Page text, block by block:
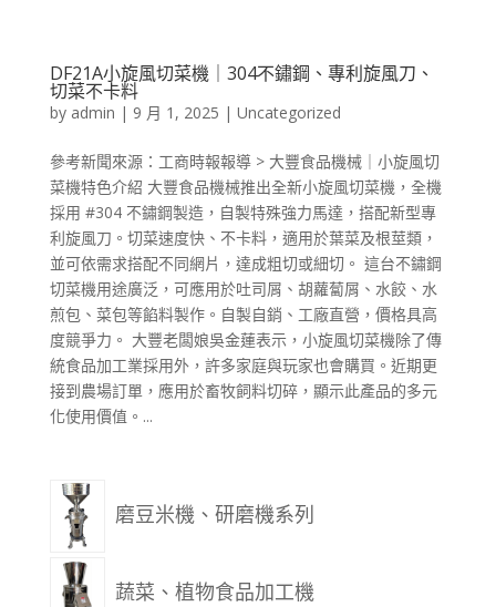
DF21A小旋風切菜機｜304不鏽鋼、專利旋風刀、
切菜不卡料
by admin | 9 月 1, 2025 | Uncategorized
參考新聞來源：工商時報報導 > 大豐食品機械｜小旋風切
菜機特色介紹 大豐食品機械推出全新小旋風切菜機，全機
採用 #304 不鏽鋼製造，自製特殊強力馬達，搭配新型專
利旋風刀。切菜速度快、不卡料，適用於葉菜及根莖類，
並可依需求搭配不同網片，達成粗切或細切。 這台不鏽鋼
切菜機用途廣泛，可應用於吐司屑、胡蘿蔔屑、水餃、水
煎包、菜包等餡料製作。自製自銷、工廠直營，價格具高
度競爭力。 大豐老闆娘吳金蓮表示，小旋風切菜機除了傳
統食品加工業採用外，許多家庭與玩家也會購買。近期更
接到農場訂單，應用於畜牧飼料切碎，顯示此產品的多元
化使用價值。...
磨豆米機、研磨機系列
蔬菜、植物食品加工機